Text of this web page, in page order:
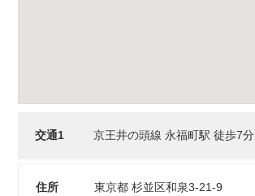
交通1 京王井の頭線 永福町駅 徒歩7分
住所 東京都 杉並区和泉3-21-9